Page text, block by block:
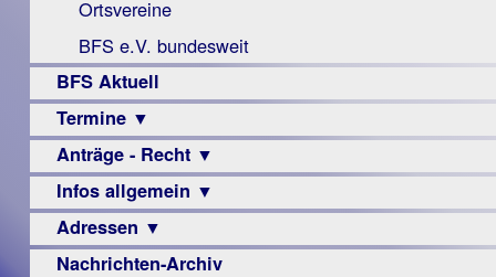
Ortsvereine
BFS e.V. bundesweit
BFS Aktuell
Termine ▼
Veranstaltungsprogramme
Anträge - Recht ▼
Archiv
Urteile
Infos allgemein ▼
Sehbehinderung
Frühförderung
Adressen ▼
Augenoptiker
Nachrichten-Archiv